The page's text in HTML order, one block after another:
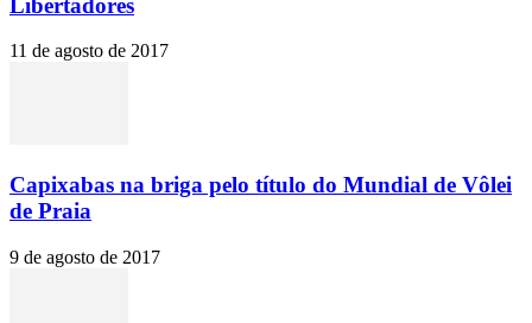
11 de agosto de 2017
Capixabas na briga pelo título do Mundial de Vôlei
de Praia
9 de agosto de 2017